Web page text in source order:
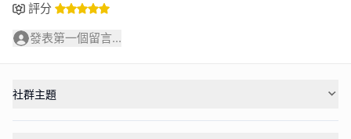
評分
發表第一個留言...
社群主題